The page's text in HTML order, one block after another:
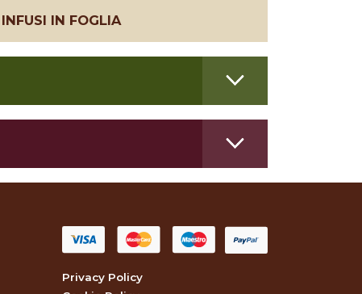
IN FOGLIA
Privacy Policy